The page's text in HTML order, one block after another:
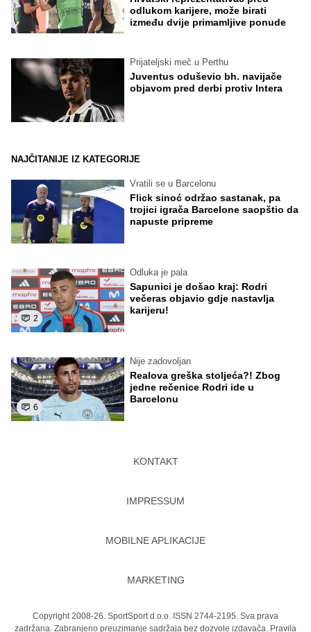
odlukom karijere, može birati
između dvije primamljive ponude
Prijateljski meč u Perthu
Juventus oduševio bh. navijače
objavom pred derbi protiv Intera
NAJČITANIJE IZ KATEGORIJE
Vratili se u Barcelonu
Flick sinoć održao sastanak, pa
trojici igrača Barcelone saopštio da
napuste pripreme
2
Odluka je pala
Sapunici je došao kraj: Rodri
večeras objavio gdje nastavlja
karijeru!
6
Nije zadovoljan
Realova greška stoljeća?! Zbog
jedne rečenice Rodri ide u
Barcelonu
KONTAKT
IMPRESSUM
MOBILNE APLIKACIJE
MARKETING
Copyright 2008-26. SportSport d.o.o. ISSN 2744-2195. Sva prava
zadržana. Zabranjeno preuzimanje sadržaja bez dozvole izdavača. Pravila